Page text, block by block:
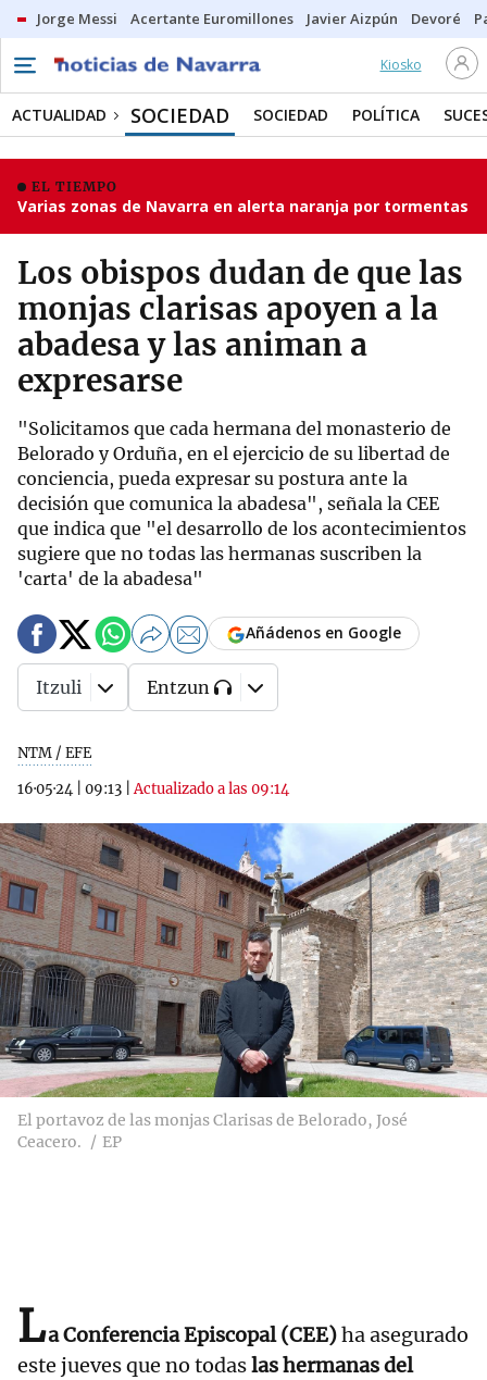
Jorge Messi Acertante Euromillones Javier Aizpún Devoré
Kiosko
ACTUALIDAD SOCIEDAD SOCIEDAD POLÍTICA
EL TIEMPO
Varias zonas de Navarra en alerta naranja por tormentas
Los obispos dudan de que las
monjas clarisas apoyen a la
abadesa y las animan a
expresarse
"Solicitamos que cada hermana del monasterio de
Belorado y Orduña, en el ejercicio de su libertad de
conciencia, pueda expresar su postura ante la
decisión que comunica la abadesa", señala la CEE
que indica que "el desarrollo de los acontecimientos
sugiere que no todas las hermanas suscriben la
'carta' de la abadesa"
NTM / EFE
16·05·24
09:13 |Actualizado a las 09:14
Añádenos en Google
Itzuli Entzun
El portavoz de las monjas Clarisas de Belorado, José
Ceacero.
EP
La Conferencia Episcopal (CEE)ha asegurado
este jueves que no todaslas hermanas del